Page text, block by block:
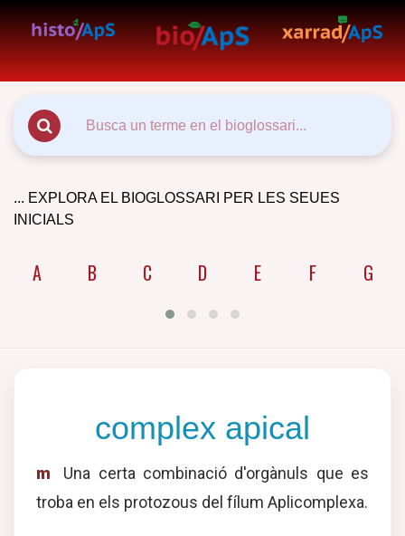
... EXPLORA EL BIOGLOSSARI PER LES SEUES
INICIALS
A B C D E F G
complex apical
m
Una certa combinació d'orgànuls que es
troba en els protozous del fílum Aplicomplexa.